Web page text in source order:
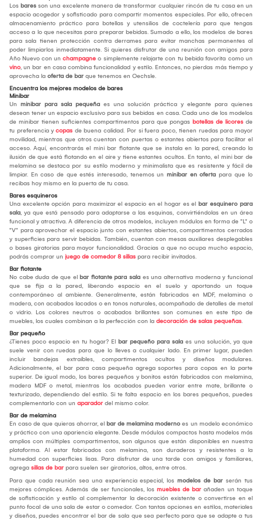
Los bares son una excelente manera de transformar cualquier rincón de tu casa en un
espacio acogedor y sofisticado para compartir momentos especiales. Por ello, ofrecen
almacenamiento práctico para botellas y utensilios de coctelería para que tengas
acceso a lo que necesitas para preparar bebidas. Sumado a ello, los modelos de bares
para sala tienen protección contra derrames para evitar manchas permanentes al
poder limpiarlos inmediatamente. Si quieres disfrutar de una reunión con amigos para
Año Nuevo con un champagne o simplemente relajarte con tu bebida favorita como un
vino, un bar en casa combina funcionalidad y estilo. Entonces, no pierdas más tiempo y
aprovecha la oferta de bar que tenemos en Oechsle.
Encuentra los mejores modelos de bares
Minibar
Un minibar para sala pequeña es una solución práctica y elegante para quienes
desean tener un espacio exclusivo para sus bebidas en casa. Cada uno de los modelos
de minibar tienen suficientes compartimentos para que pongas botellas de licores de
tu preferencia y copas de buena calidad. Por si fuera poco, tienen ruedas para mayor
movilidad, mientras que otros cuentan con puertas o estantes abiertos para facilitar el
acceso. Aquí, encontrarás el mini bar flotante que se instala en la pared, creando la
ilusión de que está flotando en el aire y tiene estantes ocultos. En tanto, el mini bar de
melamina se destaca por su estilo moderno y minimalista que es resistente y fácil de
limpiar. En caso de que estés interesado, tenemos un minibar en oferta para que lo
recibas hoy mismo en la puerta de tu casa.
Bares esquineros
Una excelente opción para maximizar el espacio en el hogar es el bar esquinero para
sala, ya que está pensado para adaptarse a las esquinas, convirtiéndolas en un área
funcional y atractiva. A diferencia de otros modelos, incluyen módulos en forma de "L" o
"V" para aprovechar el espacio junto con estantes abiertos, compartimentos cerrados
y superficies para servir bebidas. También, cuentan con mesas auxiliares desplegables
o bases giratorias para mayor funcionalidad. Gracias a que no ocupa mucho espacio,
podrás comprar un juego de comedor 8 sillas para recibir invitados.
Bar flotante
No cabe duda de que el bar flotante para sala es una alternativa moderna y funcional
que se fija a la pared, liberando espacio en el suelo y aportando un toque
contemporáneo al ambiente. Generalmente, están fabricados en MDF, melamina o
madera, con acabados lacados o en tonos naturales, acompañado de detalles de metal
o vidrio. Los colores neutros o acabados brillantes son comunes en este tipo de
muebles, los cuales combinan a la perfección con la decoración de salas pequeñas.
Bar pequeño
¿Tienes poco espacio en tu hogar? El bar pequeño para sala es una solución, ya que
suele venir con ruedas para que lo lleves a cualquier lado. En primer lugar, pueden
incluir bandejas extraíbles, compartimentos ocultos y diseños modulares.
Adicionalmente, el bar para casa pequeña agrega soportes para copas en la parte
superior. De igual modo, los bares pequeños y bonitos están fabricados con melamina,
madera MDF o metal, mientras los acabados pueden variar entre mate, brillante o
texturizado, dependiendo del estilo. Si te falta espacio en los bares pequeños, puedes
complementarlo con un aparador del mismo color.
Bar de melamina
En caso de que quieras ahorrar, el bar de melamina moderno es un modelo económico
y práctico con una apariencia elegante. Desde módulos compactos hasta modelos más
amplios con múltiples compartimentos, son algunos que están disponibles en nuestra
plataforma. Al estar fabricados con melamina, son duraderos y resistentes a la
humedad con superficies lisas. Para disfrutar de una tarde con amigos y familiares,
agrega sillas de bar para suelen ser giratorios, altos, entre otros.
Para que cada reunión sea una experiencia especial, los modelos de bar serán tus
mejores cómplices. Además de ser funcionales, los muebles de bar añaden un toque
de sofisticación y estilo al complementar la decoración existente o convertirse en el
punto focal de una sala de estar o comedor. Con tantas opciones en estilos, materiales
y diseños, puedes encontrar el bar de sala que sea perfecto para que se adapte a tus